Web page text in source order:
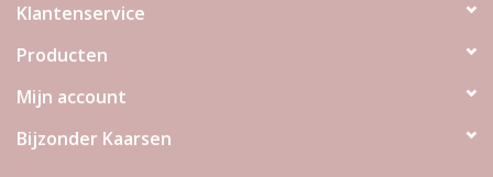
Klantenservice
Producten
Mijn account
Bijzonder Kaarsen